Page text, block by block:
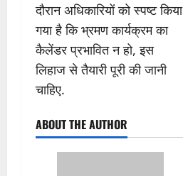
दौरान अधिकारियों को स्पष्ट किया
गया है कि भ्रमण कार्यक्रम का
कैलेंडर प्रभावित न हो, इस
लिहाज से तैयारी पूरी की जानी
चाहिए.
ABOUT THE AUTHOR